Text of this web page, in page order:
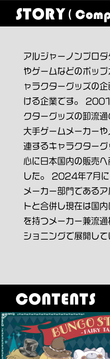
STORY (
アルジャーノンプロ
やゲームなどのポッ
ャラクターグッズの
ける企業です。
クターグッズの卸流通
大手ゲームメーカー
連するキャラクター
心に日本国内の販売
した。 2024年7月に
メーカー部門である
トと合併し現在は国
を持つメーカー兼流
ショニングで展開して
CONTENTS